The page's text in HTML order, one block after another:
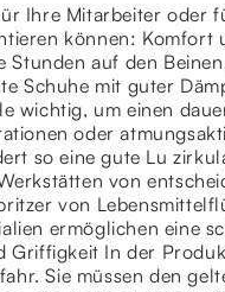
Ihre Mitarbeiter oder
können: Komfort
auf den
Schuhe mit guter
wichtig, um einen
oder
so eine gute Lu
von
von
ermöglichen eine
Griffigkeit In der
Sie müssen den